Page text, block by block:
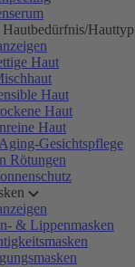
Hautbedürfnis/Hauttyp
Haut
Haut
Haut
Haut
Gesichtspflege
Rötungen
& Lippenmasken